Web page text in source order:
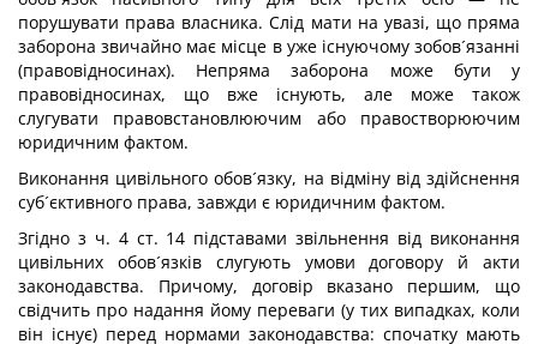
порушувати права власника. Слід мати на увазі, що пряма
заборона звичайно має місце в уже існуючому зобов´язанні
(правовідносинах). Непряма заборона може бути у
правовідносинах, що вже існують, але може також
слугувати правовстановлюючим або правостворюючим
юридичним фактом.
Виконання цивільного обов´язку, на відміну від здійснення
суб´єктивного права, завжди є юридичним фактом.
Згідно з ч. 4 ст. 14 підставами звільнення від виконання
цивільних обов´язків слугують умови договору й акти
законодавства. Причому, договір вказано першим, що
свідчить про надання йому переваги (у тих випадках, коли
він існує) перед нормами законодавства: спочатку мають